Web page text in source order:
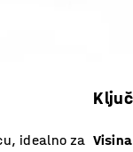
idealno za Visina